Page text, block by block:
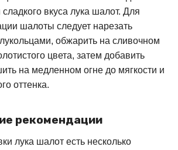
сладкого вкуса лука шалот. Для
шалоты следует нарезать
обжарить на сливочном
цвета, затем добавить
на медленном огне до мягкости и
оттенка.
рекомендации
лука шалот есть несколько